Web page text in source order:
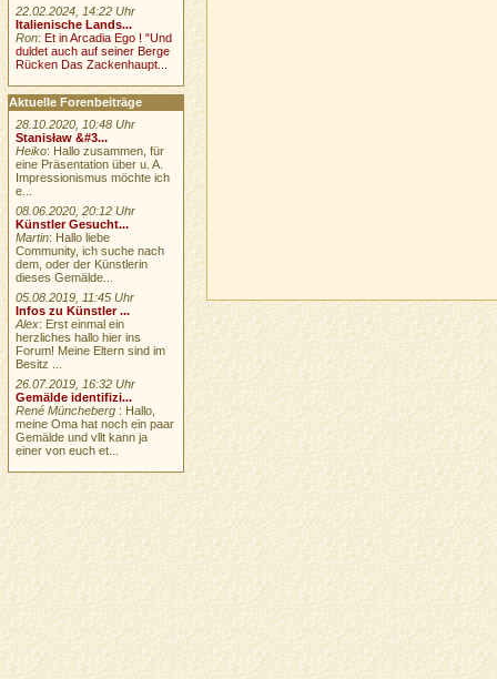
22.02.2024, 14:22 Uhr
Italienische Lands...
Ron:Et in Arcadia Ego ! "Und
duldet auch auf seiner Berge
Rücken Das Zackenhaupt...
Aktuelle Forenbeiträge
28.10.2020, 10:48 Uhr
Stanisław &#3...
Heiko: Hallo zusammen, für
eine Präsentation über u. A.
Impressionismus möchte ich
e...
08.06.2020, 20:12 Uhr
Künstler Gesucht...
Martin: Hallo liebe
Community, ich suche nach
dem, oder der Künstlerin
dieses Gemälde...
05.08.2019, 11:45 Uhr
Infos zu Künstler ...
Alex: Erst einmal ein
herzliches hallo hier ins
Forum! Meine Eltern sind im
Besitz ...
26.07.2019, 16:32 Uhr
Gemälde identifizi...
René Müncheberg : Hallo,
meine Oma hat noch ein paar
Gemälde und vllt kann ja
einer von euch et...